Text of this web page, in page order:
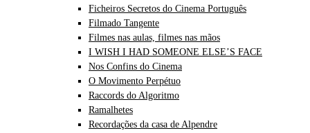
Ficheiros Secretos do Cinema Português
Filmado Tangente
Filmes nas aulas, filmes nas mãos
I WISH I HAD SOMEONE ELSE’S FACE
Nos Confins do Cinema
O Movimento Perpétuo
Raccords do Algoritmo
Ramalhetes
Recordações da casa de Alpendre